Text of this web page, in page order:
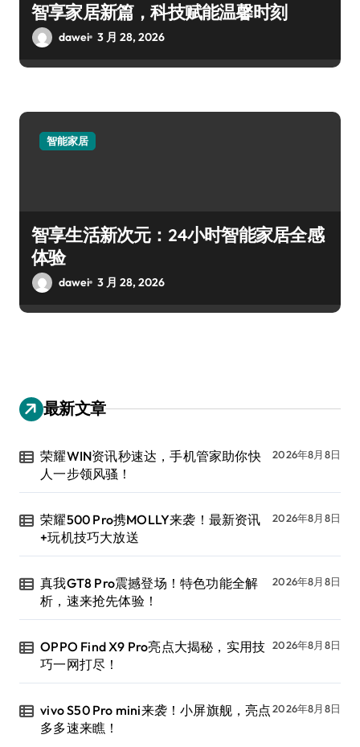
智享家居新篇，科技赋能温馨时刻
dawei 3 月 28, 2026
智能家居
智享生活新次元：24小时智能家居全感
体验
dawei 3 月 28, 2026
最新文章
荣耀WIN资讯秒速达，手机管家助你快
人一步领风骚！
2026年8月8日
荣耀500 Pro携MOLLY来袭！最新资讯
+玩机技巧大放送
2026年8月8日
真我GT8 Pro震撼登场！特色功能全解
析，速来抢先体验！
2026年8月8日
OPPO Find X9 Pro亮点大揭秘，实用技
巧一网打尽！
2026年8月8日
vivo S50 Pro mini来袭！小屏旗舰，亮点
多多速来瞧！
2026年8月8日